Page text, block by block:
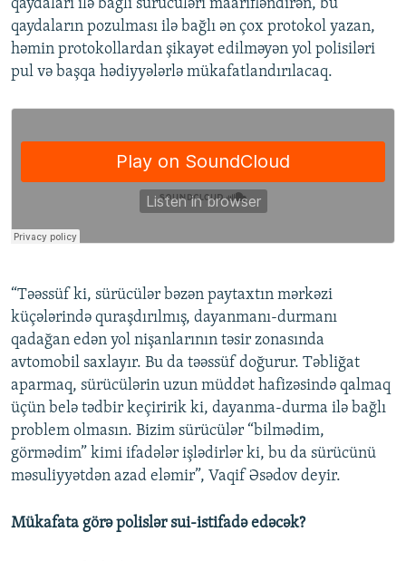
qaydaları ilə bağlı sürücüləri maarifləndirən, bu
qaydaların pozulması ilə bağlı ən çox protokol yazan,
həmin protokollardan şikayət edilməyən yol polisiləri
pul və başqa hədiyyələrlə mükafatlandırılacaq.
“Təəssüf ki, sürücülər bəzən paytaxtın mərkəzi
küçələrində quraşdırılmış, dayanmanı-durmanı
qadağan edən yol nişanlarının təsir zonasında
avtomobil saxlayır. Bu da təəssüf doğurur. Təbliğat
aparmaq, sürücülərin uzun müddət hafizəsində qalmaq
üçün belə tədbir keçiririk ki, dayanma-durma ilə bağlı
problem olmasın. Bizim sürücülər “bilmədim,
görmədim” kimi ifadələr işlədirlər ki, bu da sürücünü
məsuliyyətdən azad eləmir”, Vaqif Əsədov deyir.
Mükafata görə polislər sui-istifadə edəcək?